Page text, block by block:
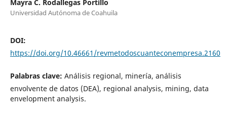
Mayra C. Rodallegas Portillo
Universidad Autónoma de Coahuila
DOI:
https://doi.org/10.46661/revmetodoscuanteconempresa.2160
Palabras clave: Análisis regional, minería, análisis
envolvente de datos (DEA), regional analysis, mining, data
envelopment analysis.